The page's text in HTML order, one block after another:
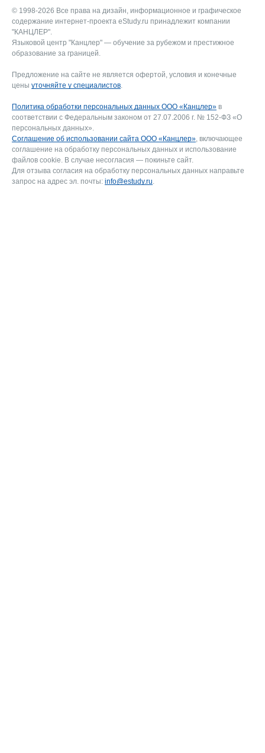
© 1998-2026 Все права на дизайн, информационное и графическое
содержание интернет-проекта eStudy.ru принадлежит компании
"КАНЦЛЕР".
Языковой центр "Канцлер" — обучение за рубежом и престижное
образование за границей.
Предложение на сайте не является офертой, условия и конечные
цены уточняйте у специалистов.
Политика обработки персональных данных ООО «Канцлер» в
соответствии с Федеральным законом от 27.07.2006 г. № 152-ФЗ «О
персональных данных».
Соглашение об использовании сайта ООО «Канцлер», включающее
соглашение на обработку персональных данных и использование
файлов cookie. В случае несогласия — покиньте сайт.
Для отзыва согласия на обработку персональных данных направьте
запрос на адрес эл. почты: info@estudy.ru.